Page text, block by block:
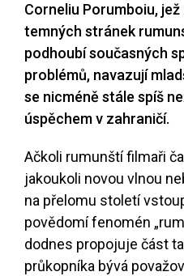
Corneliu Porumboiu,
temných stránek
podhoubí současných
problémů, navazují
se nicméně stále spíš
úspěchem v zahraničí.
Ačkoli rumunští filmaři
jakoukoli novou vlnou
na přelomu století
povědomí fenomén
dodnes propojuje část
průkopníka bývá